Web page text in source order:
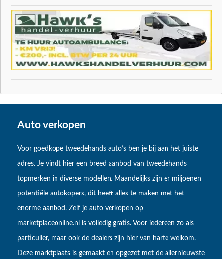
Auto verkopen
Voor goedkope tweedehands auto’s ben je bij aan het juiste
adres. Je vindt hier een breed aanbod van tweedehands
topmerken in diverse modellen. Maandelijks zijn er miljoenen
potentiële autokopers, dit heeft alles te maken met het
enorme aanbod. Zelf je auto verkopen op
marketplaceonline.nl is volledig gratis. Voor iedereen zo als
particulier, maar ook de dealers zijn hier van harte welkom.
Deze marktplaats is gemaakt en opgezet met de allernieuwste